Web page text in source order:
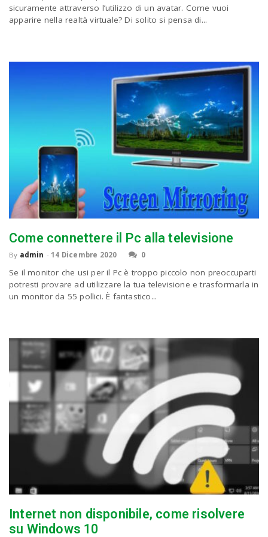
a
n
C
sicuramente attraverso l’utilizzo di un avatar. Come vuoi
apparire nella realtà virtuale? Di solito si pensa di...
Come connettere il Pc alla televisione
By admin - 14 Dicembre 2020 0
Se il monitor che usi per il Pc è troppo piccolo non preoccuparti
potresti provare ad utilizzare la tua televisione e trasformarla in
un monitor da 55 pollici. È fantastico...
Internet non disponibile, come risolvere
su Windows 10